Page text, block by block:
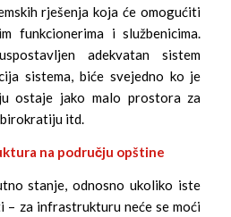
rješenja koja će omogućiti
funkcionerima i službenicima.
adekvatan sistem
sistema, biće svejedno ko je
ostaje jako malo prostora za
itd.
na području opštine
stanje, odnosno ukoliko iste
– za infrastrukturu neće se moći